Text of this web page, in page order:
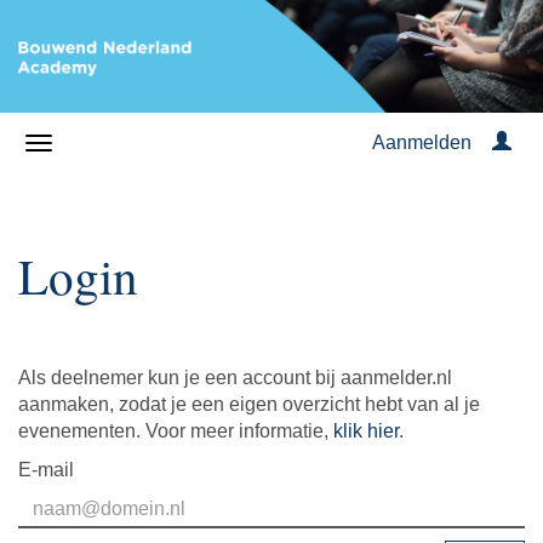
Aanmelden
Login
Als deelnemer kun je een account bij aanmelder.nl
aanmaken, zodat je een eigen overzicht hebt van al je
evenementen. Voor meer informatie, klik hier.
E-mail